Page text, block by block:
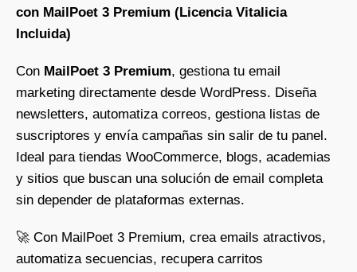
con MailPoet 3 Premium (Licencia Vitalicia
Incluida)
Con MailPoet 3 Premium, gestiona tu email
marketing directamente desde WordPress. Diseña
newsletters, automatiza correos, gestiona listas de
suscriptores y envía campañas sin salir de tu panel.
Ideal para tiendas WooCommerce, blogs, academias
y sitios que buscan una solución de email completa
sin depender de plataformas externas.
🚀 Con MailPoet 3 Premium, crea emails atractivos,
automatiza secuencias, recupera carritos